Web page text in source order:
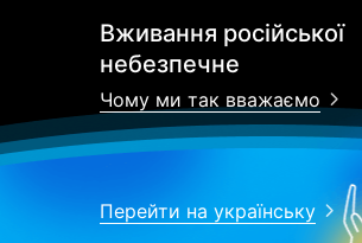
Вживання російської
небезпечне
Чому ми так вважаємо
Перейти на українську